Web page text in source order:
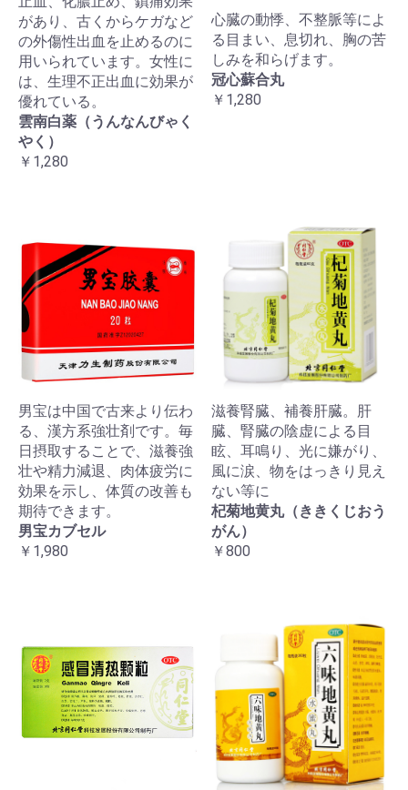
があり、古くからケガなど
の外傷性出血を止めるのに
用いられています。女性に
は、生理不正出血に効果が
優れている。
雲南白薬（うんなんびゃく
やく）
￥1,280
心臓の動悸、不整脈等によ
る目まい、息切れ、胸の苦
しみを和らげます。
冠心蘇合丸
￥1,280
男宝は中国で古来より伝わ
る、漢方系強壮剤です。毎
日摂取することで、滋養強
壮や精力減退、肉体疲労に
効果を示し、体質の改善も
期待できます。
男宝カブセル
￥1,980
滋養腎臓、補養肝臓。肝
臓、腎臓の陰虚による目
眩、耳鳴り、光に嫌がり、
風に涙、物をはっきり見え
ない等に
杞菊地黄丸（ききくじおう
がん）
￥800